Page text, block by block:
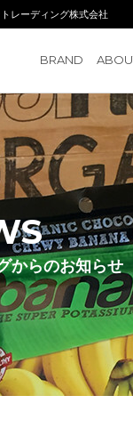
レーディング株式会社
ーディング
BRAND
からのお知らせ